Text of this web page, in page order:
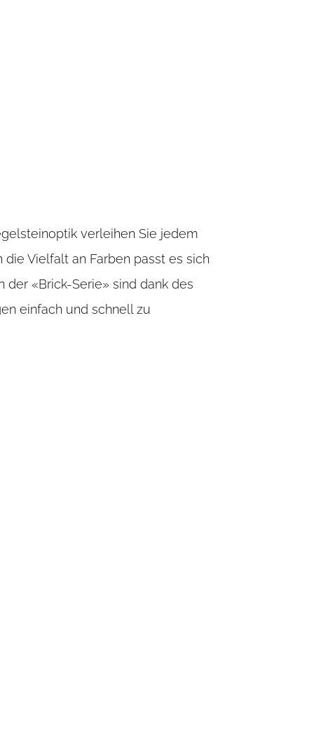
verleihen Sie jedem
Vielfalt an Farben passt es sich
«Brick-Serie» sind dank des
einfach und schnell zu